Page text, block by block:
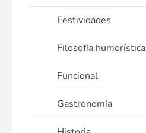
Festividades
Filosofía humorística
Funcional
Gastronomía